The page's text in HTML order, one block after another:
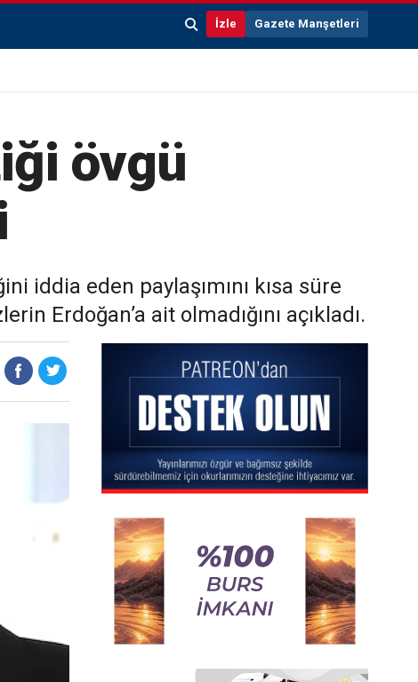
İzle Gazete Manşetleri
övgü
iddia eden paylaşımını kısa süre
Erdoğan’a ait olmadığını açıkladı.